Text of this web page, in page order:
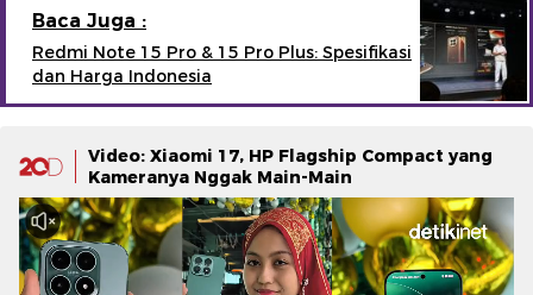
Baca Juga :
Redmi Note 15 Pro & 15 Pro Plus: Spesifikasi
dan Harga Indonesia
Video: Xiaomi 17, HP Flagship Compact yang
Kameranya Nggak Main-Main